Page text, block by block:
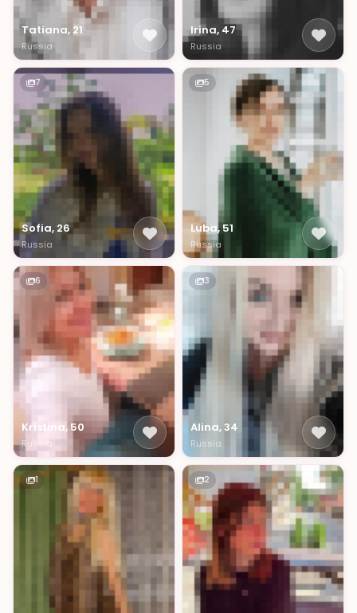
Tatiana, 21
Russia
Irina, 47
Russia
7
Sofia, 26
Russia
5
Luba, 51
Russia
6
Kristina, 50
Russia
3
Alina, 34
Russia
1 2